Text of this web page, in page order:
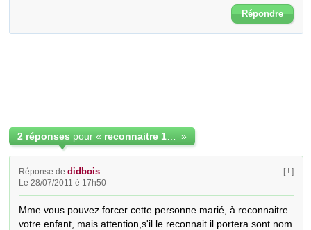
Répondre
2 réponses pour « »
Réponse dedidbois
Le 28/07/2011 é 17h50
[ ! ]
Mme vous pouvez forcer cette personne marié, à reconnaitre
votre enfant, mais attention,s'il le reconnait il portera sont nom